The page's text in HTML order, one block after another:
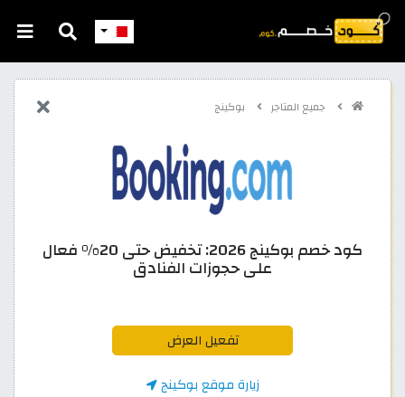
جميع المتاجر بوكينج
كود خصم بوكينج 2026: تخفيض حتى 20% فعال
على حجوزات الفنادق
تفعيل العرض
زيارة موقع بوكينج